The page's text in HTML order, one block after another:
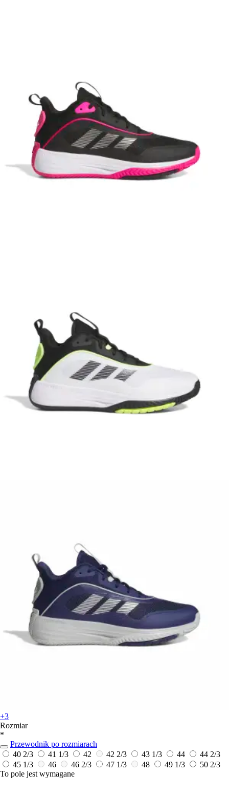
+3
Rozmiar
*
Przewodnik po rozmiarach
40 2/3
41 1/3 42 42 2/3 43 1/3 44
44 2/3
45 1/3
46 46 2/3 47 1/3 48 49 1/3
50 2/3
To pole jest wymagane